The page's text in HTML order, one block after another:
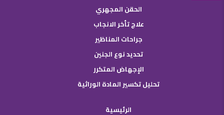
الحقن المجهري
علاج تأخر الانجاب
جراحات المناظير
تحديد نوع الجنين
الإجهاض المتكرر
تحليل تكسير المادة الوراثية
الرئيسية